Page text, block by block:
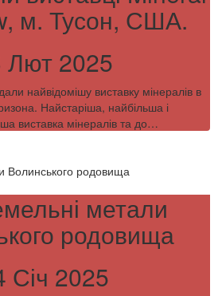
м. Тусон, США.
Лют 2025
найвідомішу виставку мінералів в
Найстаріша, найбільша і
виставка мінералів та до…
метали
Волинського родовища
Січ 2025